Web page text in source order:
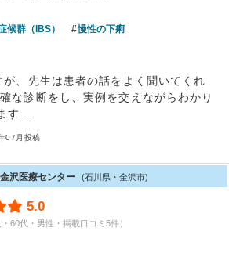
候群（IBS） 慢性の下痢
、先生は患者の話をよく聞いてくれ
な診断をし、実例を交えながらわかり
す…
07月投稿
沢医療センター (石川県・金沢市)
5.0
60代・男性・掲載口コミ5件）